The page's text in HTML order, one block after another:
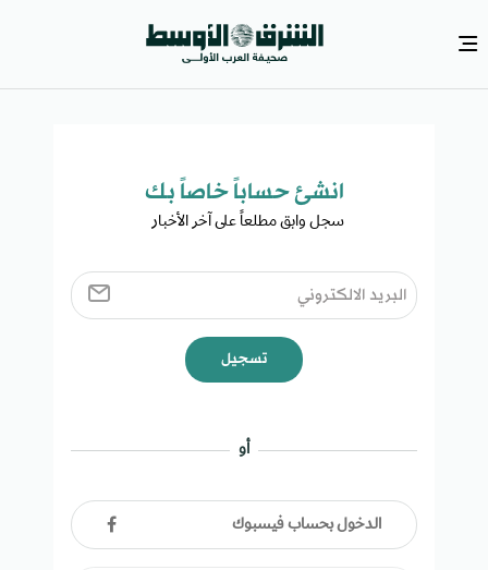
انشئ حساباً خاصاً بك​
سجل وابق مطلعاً على آخر الأخبار ​
تسجيل
أو
الدخول بحساب فيسبوك